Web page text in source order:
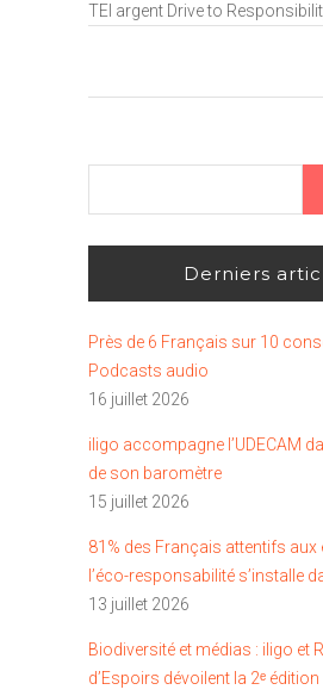
TEI argent Drive to
Derniers
Près de 6 Français sur 10
Podcasts audio
16 juillet 2026
iligo accompagne l’UDECAM
de son baromètre
15 juillet 2026
81% des Français attentifs aux
l’éco-responsabilité s’installe
13 juillet 2026
Biodiversité et médias : iligo et
d’Espoirs dévoilent la 2ᵉ édition